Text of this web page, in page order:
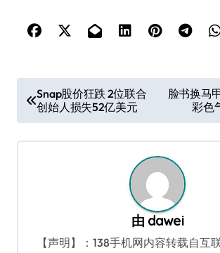
章
导
Snap股价狂跌 2位联合
创始人损失52亿美元
脸书换马
彩色
由 dawei
【声明】：138手机网内容转载自互